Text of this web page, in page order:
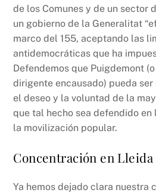
de los Comunes y de un sector
un gobierno de la Generalitat
marco del 155, aceptando las
antidemocráticas que ha
Defendemos que Puigdemont
dirigente encausado) pueda
el deseo y la voluntad de la
que tal hecho sea defendido
la movilización popular.
Concentración en Lleida
Ya hemos dejado clara nuestra